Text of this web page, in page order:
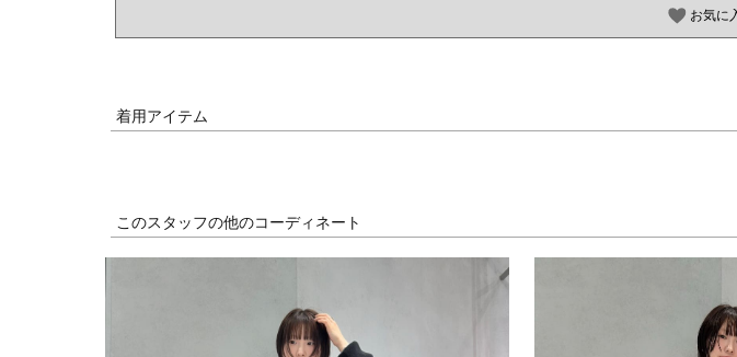
お気に
着用アイテム
このスタッフの他のコーディネート